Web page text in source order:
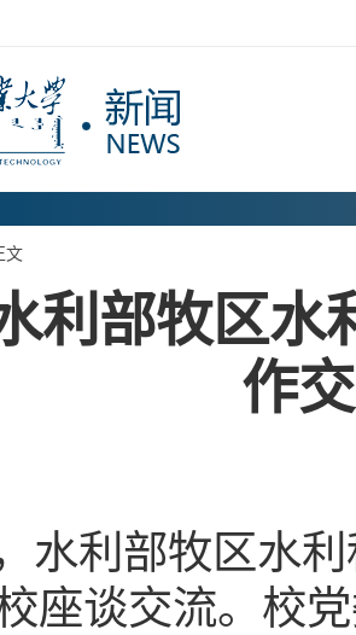
文
利部牧区水
作
水利部牧区水
座谈交流。校